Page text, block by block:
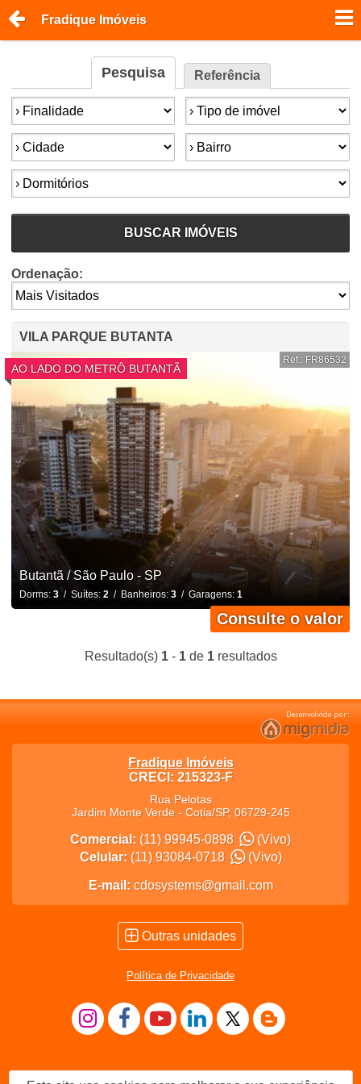
Fradique Imóveis
Pesquisa Referência
Finalidade: Tipo de imóvel:
Cidade: Bairro:
Dormitórios:
BUSCAR IMÓVEIS
Ordenação:
VILA PARQUE BUTANTA
AO LADO DO METRÔ BUTANTÃ
Ref.: FR86532
Butantã / São Paulo - SP
Dorms: 3/ Suítes: 2/ Banheiros: 3/ Garagens: 1
Consulte o valor
Resultado(s) 1- 1de 1resultados
Fradique Imóveis
CRECI: 215323-F
Rua Pelotas
Jardim Monte Verde- Cotia/SP, 06729-245
Comercial: (11) 99945-0898
(Vivo)
Celular: (11) 93084-0718 (Vivo)
E-mail: cdosystems@gmail.com
Outras unidades
Política de Privacidade